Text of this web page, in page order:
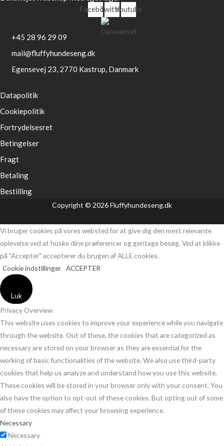
FacebookTwitterYoutube
+45 28 96 29 09
mail@fluffyhundeseng.dk
Egensevej 23, 2770 Kastrup, Danmark
Datapolitik
Cookiepolitik
Fortrydelsesret
Betingelser
Fragt
Betaling
Bestilling
Copyright © 2026 Fluffyhundeseng.dk
Vi bruger cookies på vores websted for at give dig den mest relevante
oplevelse ved at huske dine præferencer og gentage besøg. Ved at klikke
på "Accepter" accepterer du brugen af ​​ALLE cookies.
Cookie indstillinger ACCEPTER
Luk
Privacy Overview
This website uses cookies to improve your experience while you navigate
through the website. Out of these, the cookies that are categorized as
necessary are stored on your browser as they are essential for the
working of basic functionalities of the website. We also use third-party
cookies that help us analyze and understand how you use this website.
These cookies will be stored in your browser only with your consent. You
also have the option to opt-out of these cookies. But opting out of some
of these cookies may affect your browsing experience.
Necessary
Necessary